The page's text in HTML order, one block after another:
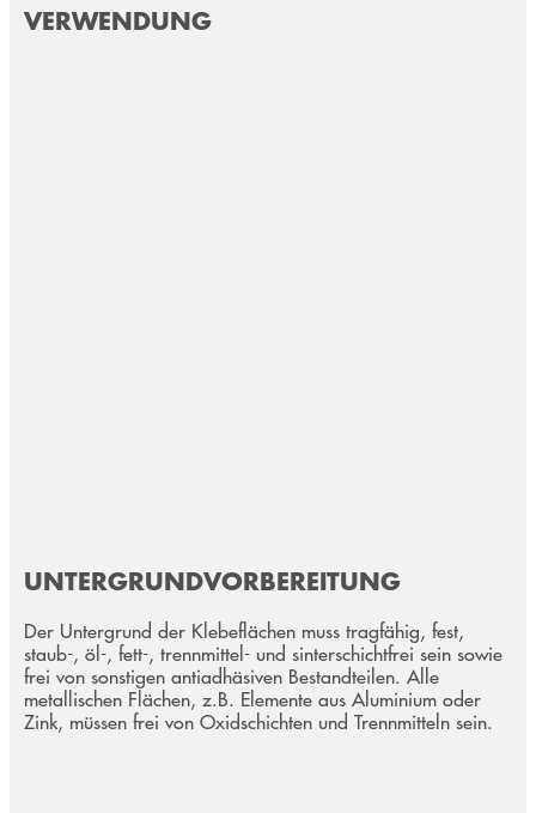
VERWENDUNG
UNTERGRUNDVORBEREITUNG
Der Untergrund der Klebeflächen muss tragfähig, fest,
staub-, öl-, fett-, trennmittel- und sinterschichtfrei sein sowie
frei von sonstigen antiadhäsiven Bestandteilen. Alle
metallischen Flächen, z.B. Elemente aus Aluminium oder
Zink, müssen frei von Oxidschichten und Trennmitteln sein.